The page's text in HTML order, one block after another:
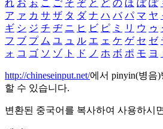
れ お ぉ こ ご そ ぞ と ど の ほ ぼ ぽ
ア ァ カ サ ザ タ ダ ナ ハ バ パ マ ヤ
ギ シ ジ チ ヂ ニ ヒ ビ ピ ミ リ ウ ゥ
フ ブ プ ム ユ ュ ル エ ェ ケ ゲ セ ゼ
ォ コ ゴ ソ ゾ ト ド ノ ホ ボ ポ モ ヨ
http://chineseinput.net/에서 pinyin(병음
할 수 있습니다.
변환된 중국어를 복사하여 사용하시